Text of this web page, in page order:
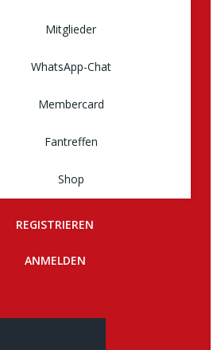
Mitglieder
WhatsApp-Chat
Membercard
Fantreffen
Shop
REGISTRIEREN
ANMELDEN